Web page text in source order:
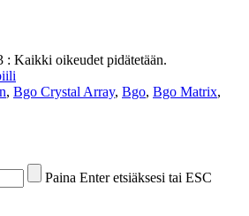
Kaikki oikeudet pidätetään.
, Bgo Crystal Array, Bgo, Bgo Matrix,
Paina Enter etsiäksesi tai ESC